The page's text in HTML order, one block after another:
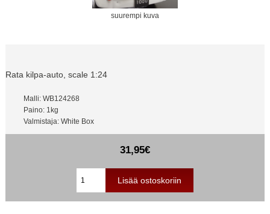
suurempi kuva
Rata kilpa-auto, scale 1:24
Malli: WB124268
Paino: 1kg
Valmistaja: White Box
31,95€